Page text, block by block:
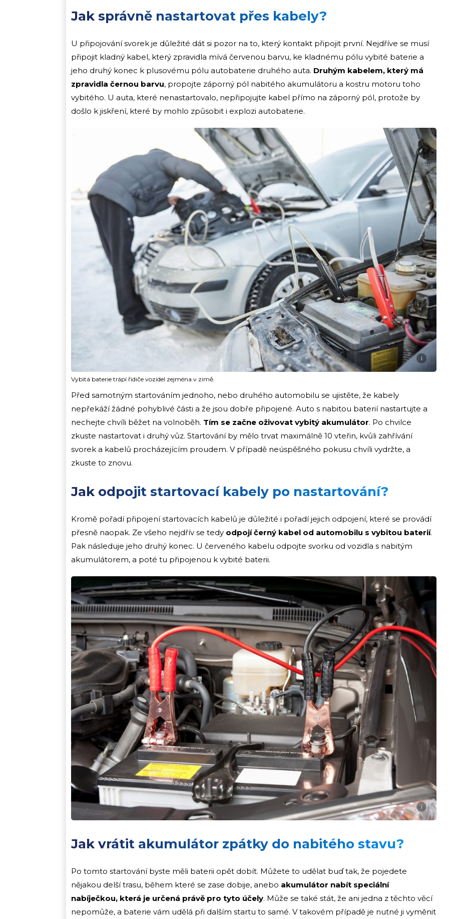
Jak správně nastartovat přes kabely?
U připojování svorek je důležité dát si pozor na to, který kontakt připojit první. Nejdříve se musí
připojit kladný kabel, který zpravidla mívá červenou barvu, ke kladnému pólu vybité baterie a
jeho druhý konec k plusovému pólu autobaterie druhého auta. Druhým kabelem, který má
zpravidla černou barvu, propojte záporný pól nabitého akumulátoru a kostru motoru toho
vybitého. U auta, které nenastartovalo, nepřipojujte kabel přímo na záporný pól, protože by
došlo k jiskření, které by mohlo způsobit i explozi autobaterie.
i
Vybitá baterie trápí řidiče vozidel zejména v zimě.
Před samotným startováním jednoho, nebo druhého automobilu se ujistěte, že kabely
nepřekáží žádné pohyblivé části a že jsou dobře připojené. Auto s nabitou baterií nastartujte a
nechejte chvíli běžet na volnoběh. Tím se začne oživovat vybitý akumulátor. Po chvilce
zkuste nastartovat i druhý vůz. Startování by mělo trvat maximálně 10 vteřin, kvůli zahřívání
svorek a kabelů procházejícím proudem. V případě neúspěšného pokusu chvíli vydržte, a
zkuste to znovu.
Jak odpojit startovací kabely po nastartování?
Kromě pořadí připojení startovacích kabelů je důležité i pořadí jejich odpojení, které se provádí
přesně naopak. Ze všeho nejdřív se tedy odpojí černý kabel od automobilu s vybitou baterií.
Pak následuje jeho druhý konec. U červeného kabelu odpojte svorku od vozidla s nabitým
akumulátorem, a poté tu připojenou k vybité baterii.
i
Jak vrátit akumulátor zpátky do nabitého stavu?
Po tomto startování byste měli baterii opět dobít. Můžete to udělat buď tak, že pojedete
nějakou delší trasu, během které se zase dobije, anebo akumulátor nabít speciální
nabíječkou, která je určená právě pro tyto účely. Může se také stát, že ani jedna z těchto věcí
nepomůže, a baterie vám udělá při dalším startu to samé. V takovém případě je nutné ji vyměnit